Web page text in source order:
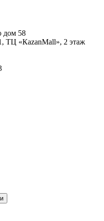
дом 58
ТЦ «КazanMall», 2 этаж